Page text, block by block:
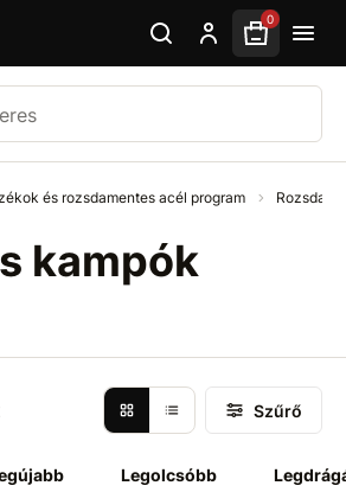
0
és rozsdamentes acél program
kampók
Legolcsóbb
Szűrő